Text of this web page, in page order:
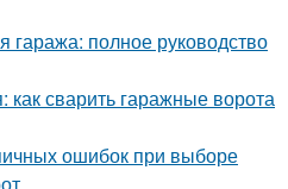
гаража: полное руководство
как сварить гаражные ворота
ошибок при выборе